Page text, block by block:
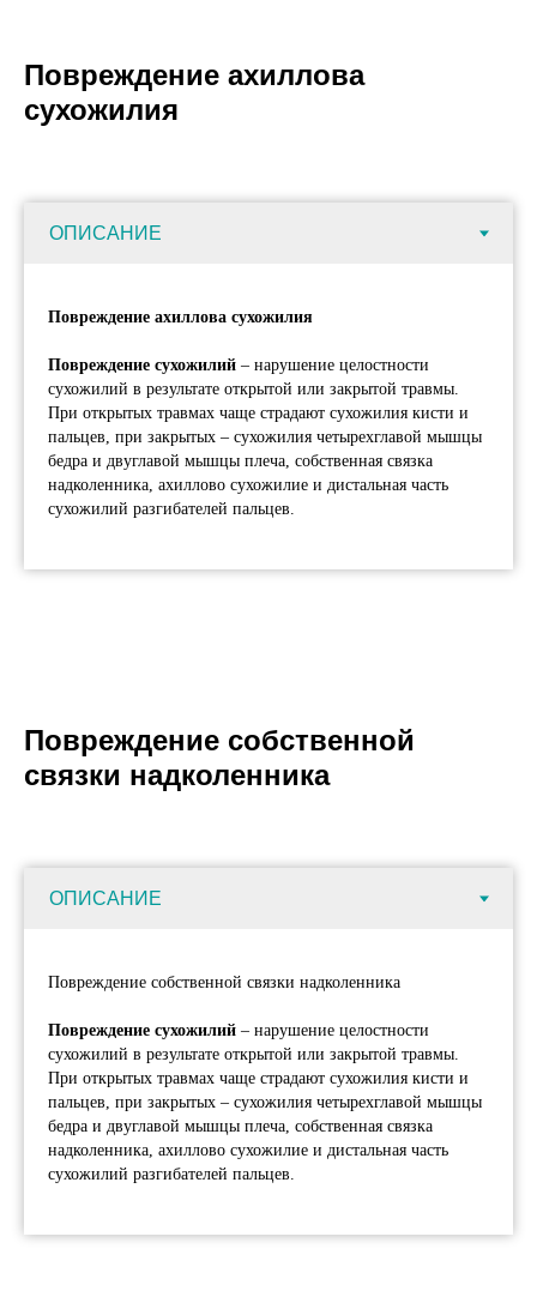
Повреждение ахиллова
сухожилия
Повреждение ахиллова сухожилия
Повреждение сухожилий – нарушение целостности
сухожилий в результате открытой или закрытой травмы.
При открытых травмах чаще страдают сухожилия кисти и
пальцев, при закрытых – сухожилия четырехглавой мышцы
бедра и двуглавой мышцы плеча, собственная связка
надколенника, ахиллово сухожилие и дистальная часть
сухожилий разгибателей пальцев.
Повреждение собственной
связки надколенника
Повреждение собственной связки надколенника
Повреждение сухожилий – нарушение целостности
сухожилий в результате открытой или закрытой травмы.
При открытых травмах чаще страдают сухожилия кисти и
пальцев, при закрытых – сухожилия четырехглавой мышцы
бедра и двуглавой мышцы плеча, собственная связка
надколенника, ахиллово сухожилие и дистальная часть
сухожилий разгибателей пальцев.